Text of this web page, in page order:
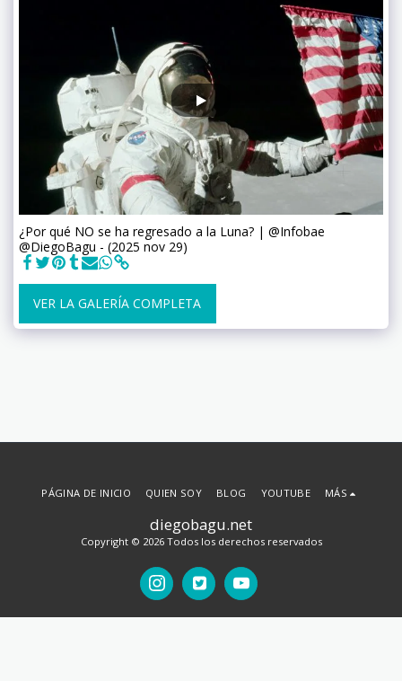
¿Por qué NO se ha regresado a la Luna? | @Infobae
@DiegoBagu - (2025 nov 29)
VER LA GALERÍA COMPLETA
diegobagu.net
Copyright © 2026 Todos los derechos reservados
PÁGINA DE INICIO QUIEN SOY BLOG YOUTUBE MÁS